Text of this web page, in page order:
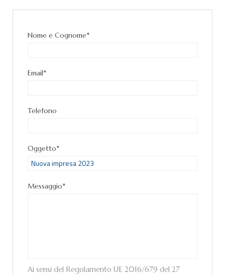
Nome e Cognome*
Email*
Telefono
Oggetto*
Messaggio*
Ai sensi del Regolamento UE 2016/679 del 27